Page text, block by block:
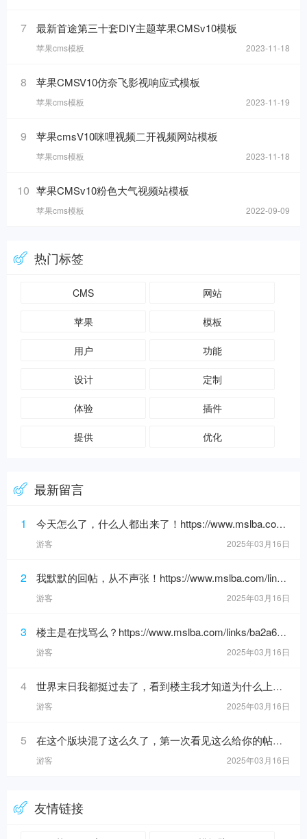
7 最新首途第三十套DIY主题苹果CMSv10模板
苹果cms模板 2023-11-18
8 苹果CMSV10仿奈飞影视响应式模板
苹果cms模板 2023-11-19
9 苹果cmsV10咪哩视频二开视频网站模板
苹果cms模板 2023-11-18
10 苹果CMSv10粉色大气视频站模板
苹果cms模板 2022-09-09
热门标签
CMS 网站
苹果 模板
用户 功能
设计 定制
体验 插件
提供 优化
最新留言
1 今天怎么了，什么人都出来了！https://www.mslba.com/links/3af3c1666332ddf50565.html
游客 2025年03月16日
2 我默默的回帖，从不声张！https://www.mslba.com/links/de626f18ad3546c7b228.html
游客 2025年03月16日
3 楼主是在找骂么？https://www.mslba.com/links/ba2a6192088e25bf881b.html
游客 2025年03月16日
4 世界末日我都挺过去了，看到楼主我才知道为什么上帝留我到现在！https://www.mslba.com/links/eec9a0c20149ccd68621.h
游客 2025年03月16日
5 在这个版块混了这么久了，第一次看见这么给你的帖子！https://www.mslba.com/links/5716dc8b40da881ab332.html
游客 2025年03月16日
友情链接